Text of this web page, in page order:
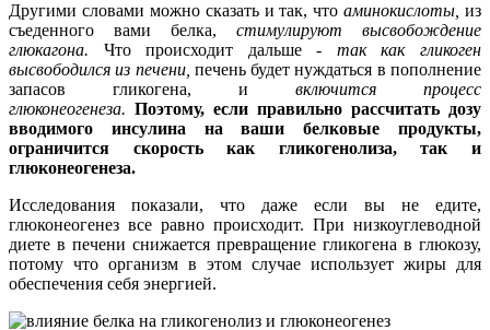
Другими словами можно сказать и так, чтоаминокислоты, из
съеденного вами белка, стимулируют высвобождение
глюкагона. Что происходит дальше - так как гликоген
высвободился из печени, печень будет нуждаться в пополнение
запасов гликогена, и включится процесс
глюконеогенеза. Поэтому, если правильно рассчитать дозу
вводимого инсулина на ваши белковые продукты,
ограничится скорость как гликогенолиза, так и
глюконеогенеза.
Исследования показали, что даже если вы не едите,
глюконеогенез все равно происходит. При низкоуглеводной
диете в печени снижается превращение гликогена в глюкозу,
потому что организм в этом случае использует жиры для
обеспечения себя энергией.